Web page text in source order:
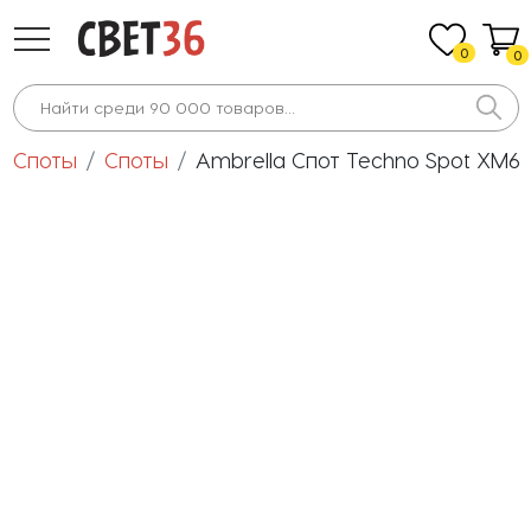
0 0
Споты Споты Ambrella Спот Techno Spot